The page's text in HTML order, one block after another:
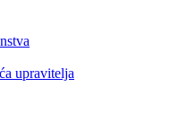
upravitelja